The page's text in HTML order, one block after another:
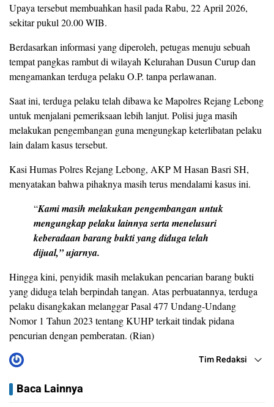
Upaya tersebut membuahkan hasil pada Rabu, 22 April 2026,
sekitar pukul 20.00 WIB.
Berdasarkan informasi yang diperoleh, petugas menuju sebuah
tempat pangkas rambut di wilayah Kelurahan Dusun Curup dan
mengamankan terduga pelaku O.P. tanpa perlawanan.
Saat ini, terduga pelaku telah dibawa ke Mapolres Rejang Lebong
untuk menjalani pemeriksaan lebih lanjut. Polisi juga masih
melakukan pengembangan guna mengungkap keterlibatan pelaku
lain dalam kasus tersebut.
Kasi Humas Polres Rejang Lebong, AKP M Hasan Basri SH,
menyatakan bahwa pihaknya masih terus mendalami kasus ini.
“Kami masih melakukan pengembangan untuk
mengungkap pelaku lainnya serta menelusuri
keberadaan barang bukti yang diduga telah
dijual,” ujarnya.
Hingga kini, penyidik masih melakukan pencarian barang bukti
yang diduga telah berpindah tangan. Atas perbuatannya, terduga
pelaku disangkakan melanggar Pasal 477 Undang-Undang
Nomor 1 Tahun 2023 tentang KUHP terkait tindak pidana
pencurian dengan pemberatan. (Rian)
Tim Redaksi
Baca Lainnya